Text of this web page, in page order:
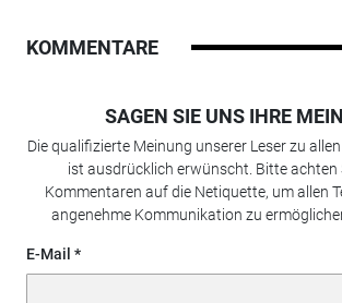
KOMMENTARE
SAGEN SIE UNS IHRE
Die qualifizierte Meinung unserer Leser zu
ist ausdrücklich erwünscht. Bitte achten
Kommentaren auf die Netiquette, um allen
angenehme Kommunikation zu
E-Mail